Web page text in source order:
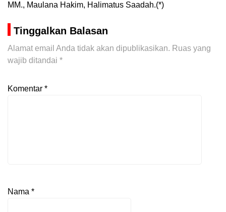
MM., Maulana Hakim, Halimatus Saadah.(*)
Tinggalkan Balasan
Alamat email Anda tidak akan dipublikasikan. Ruas yang
wajib ditandai *
Komentar *
Nama *